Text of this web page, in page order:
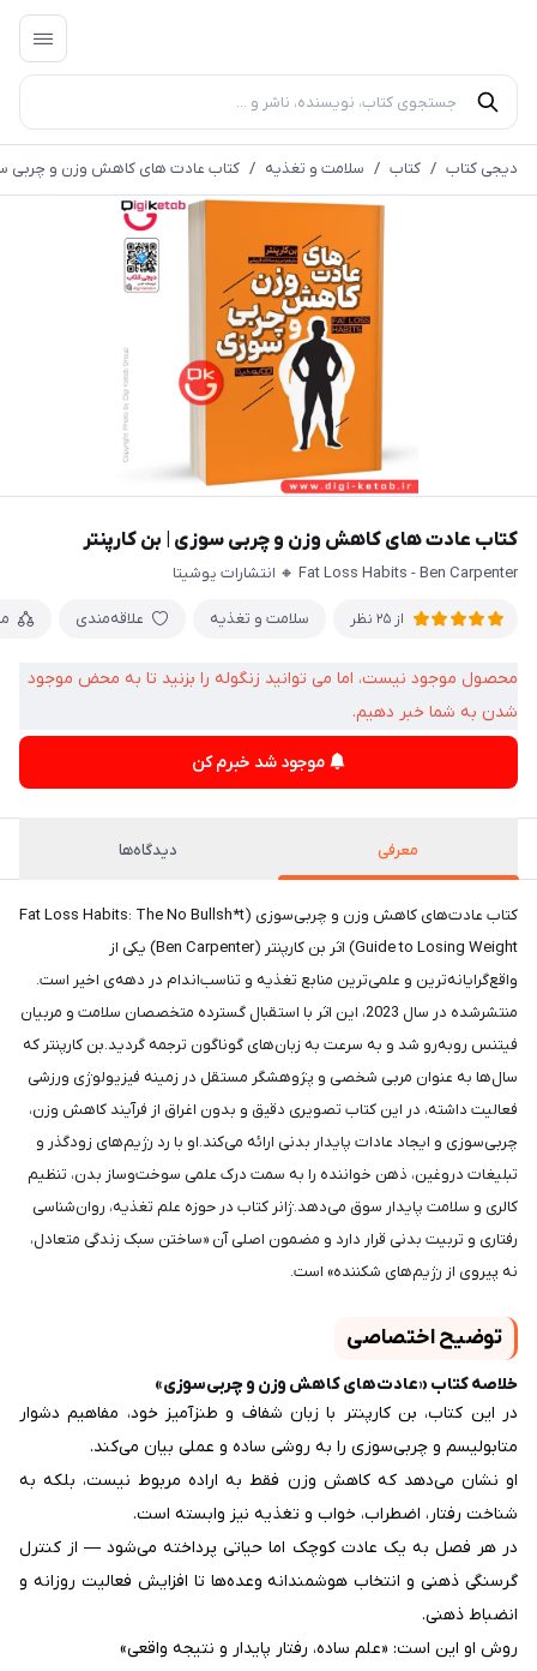
دیجی کتاب / کتاب / سلامت و تغذیه / کتاب عادت‌ های کاهش وزن و چربی‌
کتاب عادت‌ های کاهش وزن و چربی‌ سوزی | بن کارپنتر
Fat Loss Habits - Ben Carpenter 🔸 انتشارات یوشیتا
از 25 نظر سلامت و تغذیه علاقه‌مندی
محصول موجود نیست، اما می توانید زنگوله را بزنید تا به محض موجود
شدن به شما خبر دهیم.
موجود شد خبرم کن
معرفی دیدگاه‌ها
کتاب عادت‌های کاهش وزن و چربی‌سوزی (Fat Loss Habits: The No Bullsh*t
Guide to Losing Weight) اثر بن کارپنتر (Ben Carpenter) یکی از
واقع‌گرایانه‌ترین و علمی‌ترین منابع تغذیه و تناسب‌اندام در دهه‌ی اخیر است.
منتشرشده در سال 2023، این اثر با استقبال گسترده متخصصان سلامت و مربیان
فیتنس روبه‌رو شد و به سرعت به زبان‌های گوناگون ترجمه گردید.بن کارپنتر که
سال‌ها به عنوان مربی شخصی و پژوهشگر مستقل در زمینه فیزیولوژی ورزشی
فعالیت داشته، در این کتاب تصویری دقیق و بدون اغراق از فرآیند کاهش وزن،
چربی‌سوزی و ایجاد عادات پایدار بدنی ارائه می‌کند.او با رد رژیم‌های زودگذر و
تبلیغات دروغین، ذهن خواننده را به سمت درک علمی سوخت‌وساز بدن، تنظیم
کالری و سلامت پایدار سوق می‌دهد.ژانر کتاب در حوزه علم تغذیه، روان‌شناسی
رفتاری و تربیت بدنی قرار دارد و مضمون اصلی آن «ساختن سبک زندگی متعادل،
نه پیروی از رژیم‌های شکننده» است.
توضیح اختصاصی
خلاصه کتاب «عادت‌های کاهش وزن و چربی‌سوزی»
در این کتاب، بن کارپنتر با زبان شفاف و طنزآمیز خود، مفاهیم دشوار
متابولیسم و چربی‌سوزی را به روشی ساده و عملی بیان می‌کند.
او نشان می‌دهد که کاهش وزن فقط به اراده مربوط نیست، بلکه به
شناخت رفتار، اضطراب، خواب و تغذیه نیز وابسته است.
در هر فصل به یک عادت کوچک اما حیاتی پرداخته می‌شود — از کنترل
گرسنگی ذهنی و انتخاب هوشمندانه وعده‌ها تا افزایش فعالیت روزانه و
انضباط ذهنی.
روش او این است: «علم ساده، رفتار پایدار و نتیجه واقعی»